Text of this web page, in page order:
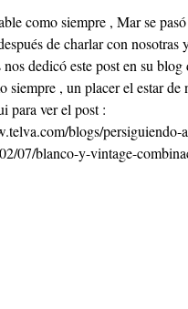
como siempre , Mar se
de charlar con nosotras
nos dedicó este post en su
siempre , un placer el estar de
para ver el post :
blogs/persiguiendo-
07/blanco-y-vintage-